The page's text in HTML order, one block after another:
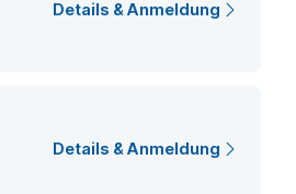
Details & Anmeldung
Details & Anmeldung